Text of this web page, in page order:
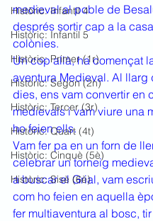
Històric: Infantil 4
Històric: Infantil 5
Històric: Primer (1r)
Històric: Segon (2n)
Històric: Tercer (3r)
Històric: Quart (4t)
Històric: Cinquè (5è)
Històric: Sisè (6è)
medieval al poble de
després sortir cap a la
colònies.
Un cop allà, ha començat
aventura Medieval. Al llarg
dies, ens vam convertir en
medievals i vam viure una
ho feien ells.
Vam fer pa en un forn de
celebrar un torneig
a buscar el Grial, vam
com ho feien en aquella
fer multiaventura al bosc,